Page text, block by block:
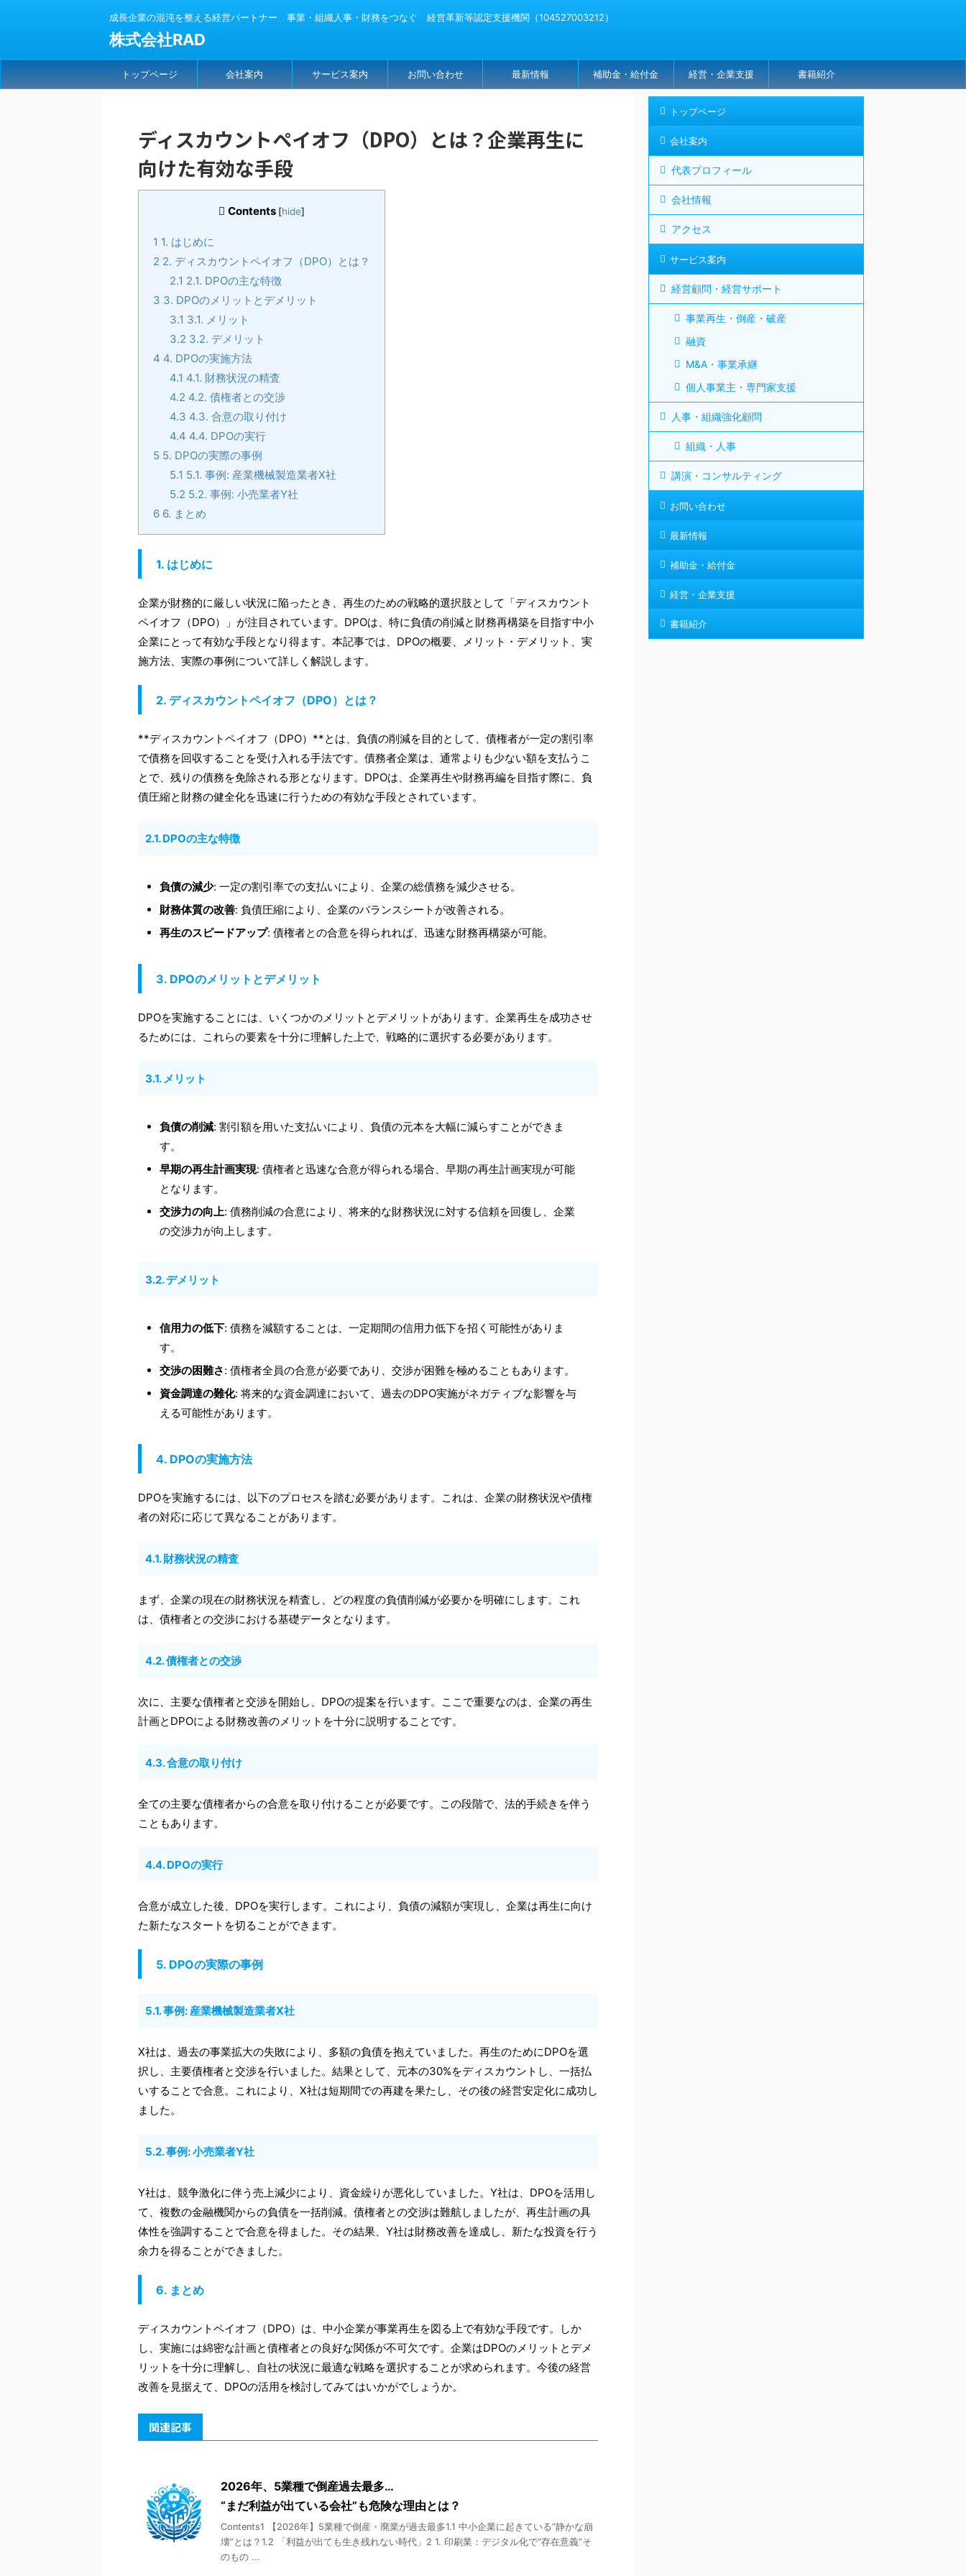
成長企業の混沌を整える経営パートナー 事業・組織人事・財務をつなぐ 経営革新等認定支援機関（104527003212）
株式会社RAD
トップページ 会社案内 サービス案内 お問い合わせ 最新情報 補助金・給付金 経営・企業支援 書籍紹介
ディスカウントペイオフ（DPO）とは？企業再生に
向けた有効な手段
Contents [hide]
1 1. はじめに
2 2. ディスカウントペイオフ（DPO）とは？
2.1 2.1. DPOの主な特徴
3 3. DPOのメリットとデメリット
3.1 3.1. メリット
3.2 3.2. デメリット
4 4. DPOの実施方法
4.1 4.1. 財務状況の精査
4.2 4.2. 債権者との交渉
4.3 4.3. 合意の取り付け
4.4 4.4. DPOの実行
5 5. DPOの実際の事例
5.1 5.1. 事例: 産業機械製造業者X社
5.2 5.2. 事例: 小売業者Y社
6 6. まとめ
1. はじめに
企業が財務的に厳しい状況に陥ったとき、再生のための戦略的選択肢として「ディスカウント
ペイオフ（DPO）」が注目されています。DPOは、特に負債の削減と財務再構築を目指す中小
企業にとって有効な手段となり得ます。本記事では、DPOの概要、メリット・デメリット、実
施方法、実際の事例について詳しく解説します。
2. ディスカウントペイオフ（DPO）とは？
**ディスカウントペイオフ（DPO）**とは、負債の削減を目的として、債権者が一定の割引率
で債務を回収することを受け入れる手法です。債務者企業は、通常よりも少ない額を支払うこ
とで、残りの債務を免除される形となります。DPOは、企業再生や財務再編を目指す際に、負
債圧縮と財務の健全化を迅速に行うための有効な手段とされています。
2.1. DPOの主な特徴
負債の減少: 一定の割引率での支払いにより、企業の総債務を減少させる。
財務体質の改善: 負債圧縮により、企業のバランスシートが改善される。
再生のスピードアップ: 債権者との合意を得られれば、迅速な財務再構築が可能。
3. DPOのメリットとデメリット
DPOを実施することには、いくつかのメリットとデメリットがあります。企業再生を成功させ
るためには、これらの要素を十分に理解した上で、戦略的に選択する必要があります。
3.1. メリット
負債の削減: 割引額を用いた支払いにより、負債の元本を大幅に減らすことができま
す。
早期の再生計画実現: 債権者と迅速な合意が得られる場合、早期の再生計画実現が可能
となります。
交渉力の向上: 債務削減の合意により、将来的な財務状況に対する信頼を回復し、企業
の交渉力が向上します。
3.2. デメリット
信用力の低下: 債務を減額することは、一定期間の信用力低下を招く可能性がありま
す。
交渉の困難さ: 債権者全員の合意が必要であり、交渉が困難を極めることもあります。
資金調達の難化: 将来的な資金調達において、過去のDPO実施がネガティブな影響を与
える可能性があります。
4. DPOの実施方法
DPOを実施するには、以下のプロセスを踏む必要があります。これは、企業の財務状況や債権
者の対応に応じて異なることがあります。
4.1. 財務状況の精査
まず、企業の現在の財務状況を精査し、どの程度の負債削減が必要かを明確にします。これ
は、債権者との交渉における基礎データとなります。
4.2. 債権者との交渉
次に、主要な債権者と交渉を開始し、DPOの提案を行います。ここで重要なのは、企業の再生
計画とDPOによる財務改善のメリットを十分に説明することです。
4.3. 合意の取り付け
全ての主要な債権者からの合意を取り付けることが必要です。この段階で、法的手続きを伴う
こともあります。
4.4. DPOの実行
合意が成立した後、DPOを実行します。これにより、負債の減額が実現し、企業は再生に向け
た新たなスタートを切ることができます。
5. DPOの実際の事例
5.1. 事例: 産業機械製造業者X社
X社は、過去の事業拡大の失敗により、多額の負債を抱えていました。再生のためにDPOを選
択し、主要債権者と交渉を行いました。結果として、元本の30%をディスカウントし、一括払
いすることで合意。これにより、X社は短期間での再建を果たし、その後の経営安定化に成功し
ました。
5.2. 事例: 小売業者Y社
Y社は、競争激化に伴う売上減少により、資金繰りが悪化していました。Y社は、DPOを活用し
て、複数の金融機関からの負債を一括削減。債権者との交渉は難航しましたが、再生計画の具
体性を強調することで合意を得ました。その結果、Y社は財務改善を達成し、新たな投資を行う
余力を得ることができました。
6. まとめ
ディスカウントペイオフ（DPO）は、中小企業が事業再生を図る上で有効な手段です。しか
し、実施には綿密な計画と債権者との良好な関係が不可欠です。企業はDPOのメリットとデメ
リットを十分に理解し、自社の状況に最適な戦略を選択することが求められます。今後の経営
改善を見据えて、DPOの活用を検討してみてはいかがでしょうか。
関連記事
2026年、5業種で倒産過去最多…
“まだ利益が出ている会社”も危険な理由とは？
Contents1 【2026年】5業種で倒産・廃業が過去最多1.1 中小企業に起きている“静かな崩
壊”とは？1.2 「利益が出ても生き残れない時代」2 1. 印刷業：デジタル化で“存在意義”そ
のもの ...
トップページ
会社案内
代表プロフィール
会社情報
アクセス
サービス案内
経営顧問・経営サポート
事業再生・倒産・破産
融資
M&A・事業承継
個人事業主・専門家支援
人事・組織強化顧問
組織・人事
講演・コンサルティング
お問い合わせ
最新情報
補助金・給付金
経営・企業支援
書籍紹介